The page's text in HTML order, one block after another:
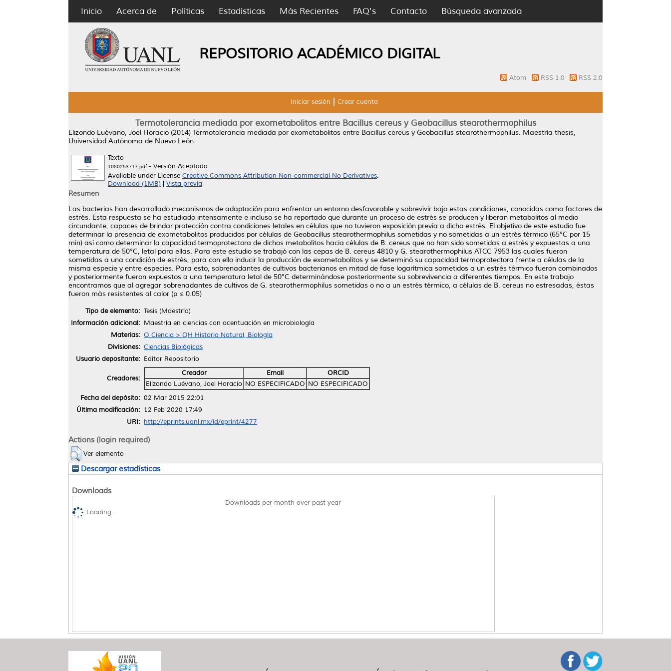
Inicio Acerca de Políticas Estadísticas Más Recientes FAQ's Contacto Búsqueda avanzada
REPOSITORIO ACADÉMICO DIGITAL
Atom RSS 1.0 RSS 2.0
Iniciar sesión Crear cuenta
Termotolerancia mediada por exometabolitos entre Bacillus cereus y Geobacillus stearothermophilus
Elizondo Luévano, Joel Horacio (2014) Termotolerancia mediada por exometabolitos entre Bacillus cereus y Geobacillus stearothermophilus. Maestría thesis,
Universidad Autónoma de Nuevo León.
Texto
1080253717.pdf- Versión Aceptada
Available under License Creative Commons Attribution Non-commercial No Derivatives.
Download (1MB)
Vista previa
Resumen
Las bacterias han desarrollado mecanismos de adaptación para enfrentar un entorno desfavorable y sobrevivir bajo estas condiciones, conocidas como factores de
estrés. Esta respuesta se ha estudiado intensamente e incluso se ha reportado que durante un proceso de estrés se producen y liberan metabolitos al medio
circundante, capaces de brindar protección contra condiciones letales en células que no tuvieron exposición previa a dicho estrés. El objetivo de este estudio fue
determinar la presencia de exometabolitos producidos por células de Geobacillus stearothermophilus sometidas y no sometidas a un estrés térmico (65°C por 15
min) así como determinar la capacidad termoprotectora de dichos metabolitos hacia células de B. cereus que no han sido sometidas a estrés y expuestas a una
temperatura de 50°C, letal para ellas. Para este estudio se trabajó con las cepas de B. cereus 4810 y G. stearothermophilus ATCC 7953 las cuales fueron
sometidas a una condición de estrés, para con ello inducir la producción de exometabolitos y se determinó su capacidad termoprotectora frente a células de la
misma especie y entre especies. Para esto, sobrenadantes de cultivos bacterianos en mitad de fase logarítmica sometidos a un estrés térmico fueron combinados
y posteriormente fueron expuestos a una temperatura letal de 50°C determinándose posteriormente su sobrevivencia a diferentes tiempos. En este trabajo
encontramos que al agregar sobrenadantes de cultivos de G. stearothermophilus sometidas o no a un estrés térmico, a células de B. cereus no estresadas, éstas
fueron más resistentes al calor (p ≤ 0.05)
Tipo de elemento: Tesis (Maestría)
Información adicional: Maestría en ciencias con acentuación en microbiología
Materias: Q Ciencia > QH Historia Natural, Biología
Divisiones: Ciencias Biológicas
Usuario depositante: Editor Repositorio
Creadores:
Creador Email
ORCID
Elizondo Luévano, Joel Horacio NO ESPECIFICADO NO ESPECIFICADO
Fecha del depósito: 02 Mar 2015 22:01
Última modificación: 12 Feb 2020 17:49
URI: http://eprints.uanl.mx/id/eprint/4277
Actions (login required)
Ver elemento
Descargar estadísticas
Downloads
Downloads per month over past year
Loading...